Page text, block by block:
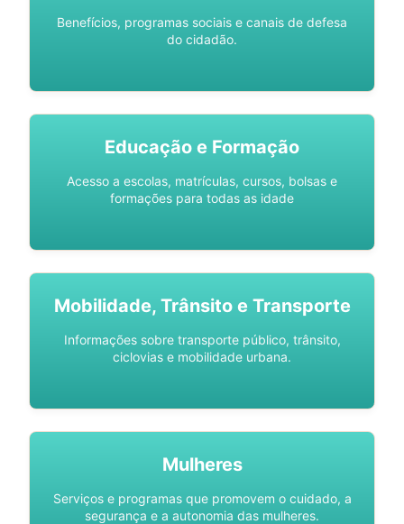
Benefícios, programas sociais e canais de defesa
do cidadão.
Educação e Formação
Acesso a escolas, matrículas, cursos, bolsas e
formações para todas as idade
Mobilidade, Trânsito e Transporte
Informações sobre transporte público, trânsito,
ciclovias e mobilidade urbana.
Mulheres
Serviços e programas que promovem o cuidado, a
segurança e a autonomia das mulheres.